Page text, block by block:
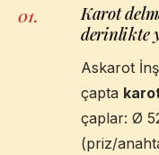
01.
Karot
derinlikte
Askarot
çapta
çaplar: Ø
(priz/